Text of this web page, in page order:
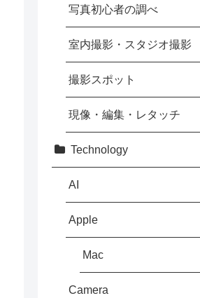
写真初心者の調べ
室内撮影・スタジオ撮影
撮影スポット
現像・編集・レタッチ
Technology
AI
Apple
Mac
Camera